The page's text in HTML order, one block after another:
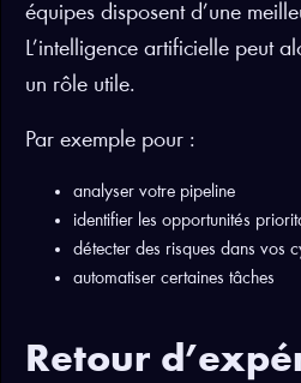
équipes disposent d’une
L’intelligence artificielle peut
un rôle utile.
Par exemple pour :
analyser votre pipeline
identifier les opportunités
détecter des risques dans vos
automatiser certaines tâches
Retour